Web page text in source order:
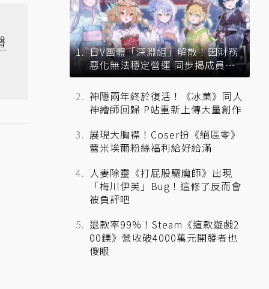
日V團體「深淵組」解散！因財務
惡化無法穩定營運 同步揭成員未
來去向
神隱兩年終於復活！《冰菓》同人
神繪師回歸 P站重新上傳大量創作
展現大胸襟！Coser扮《絕區零》
蕾米埃爾粉絲福利給好給滿
人妻除靈《打屁股驅魔師》出現
「梅川伊芙」Bug！這修了反而會
被負評吧
退款率99%！Steam《這款遊戲2
00鎂》營收破4000萬元開發者也
傻眼